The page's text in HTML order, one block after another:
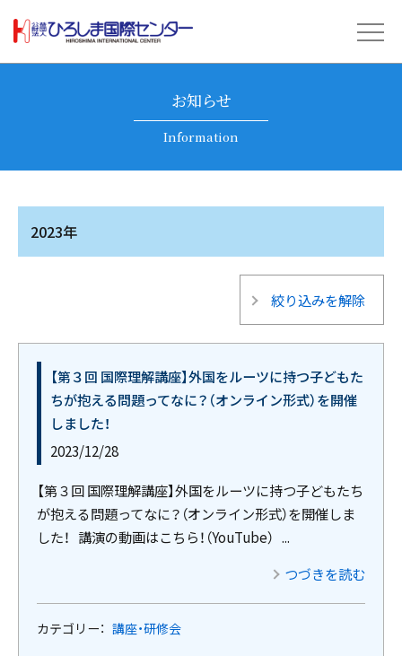
お知らせ
Information
2023年
絞り込みを解除
【第３回 国際理解講座】外国をルーツに持つ子どもた
ちが抱える問題ってなに？（オンライン形式）を開催
しました！
2023/12/28
【第３回 国際理解講座】外国をルーツに持つ子どもたち
が抱える問題ってなに？（オンライン形式）を開催しま
した！ 講演の動画はこちら！（YouTube） ...
つづきを読む
カテゴリー： 講座・研修会